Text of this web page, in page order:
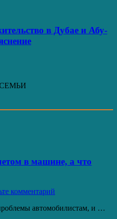
в Дубае и Абу-
в машине, а что
комментарий
автомобилистам, и …